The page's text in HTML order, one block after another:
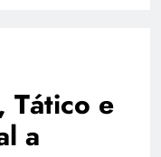
Tático e
a